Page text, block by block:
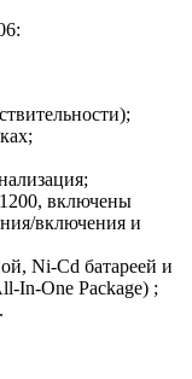
включены
включения и
Ni-Cd батареей и
In-One Package) ;